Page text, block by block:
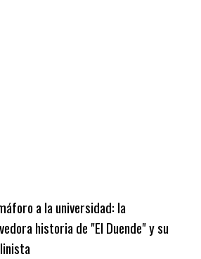
a la universidad: la
historia de "El Duende" y su